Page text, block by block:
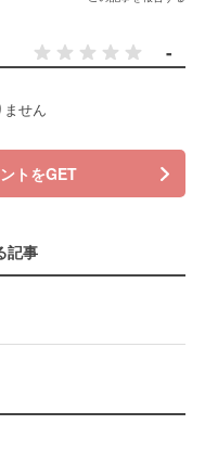
-
せん
トをGET
記事